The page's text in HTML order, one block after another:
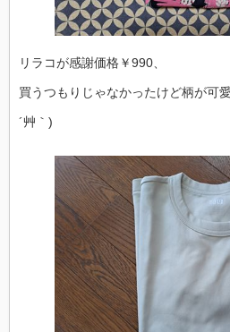
リラコが感謝価格￥990、
買うつもりじゃなかったけど柄が可
´艸｀)